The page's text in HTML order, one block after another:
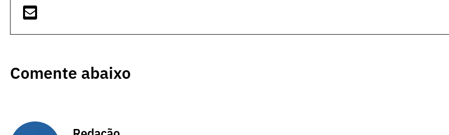
Comente abaixo